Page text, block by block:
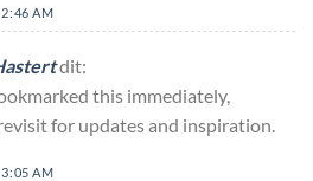
2:46 AM
dit:
this immediately,
for updates and inspiration.
3:05 AM